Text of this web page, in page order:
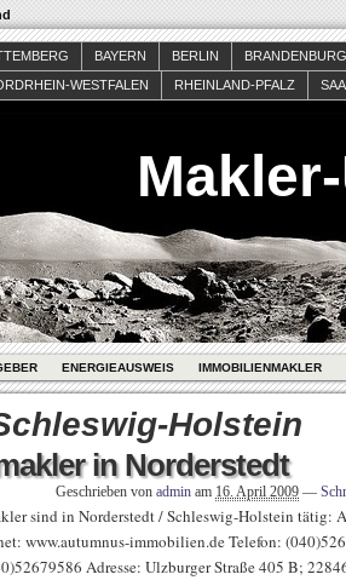
BAYERN BERLIN BRANDENBURG
WESTFALEN RHEINLAND-PFALZ
ENERGIEAUSWEIS IMMOBILIENMAKLER
Holstein
in Norderstedt
Geschrieben von admin am 16. April 2009 —
sind in Norderstedt / Schleswig-Holstein tätig:
www.autumnus-immobilien.de Telefon:
Adresse: Ulzburger Straße 405 B;